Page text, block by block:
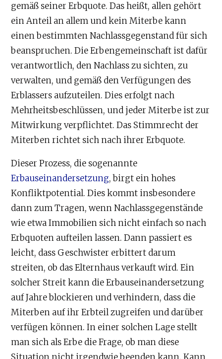
gemäß seiner Erbquote. Das heißt, allen gehört
ein Anteil an allem und kein Miterbe kann
einen bestimmten Nachlassgegenstand für sich
beanspruchen. Die Erbengemeinschaft ist dafür
verantwortlich, den Nachlass zu sichten, zu
verwalten, und gemäß den Verfügungen des
Erblassers aufzuteilen. Dies erfolgt nach
Mehrheitsbeschlüssen, und jeder Miterbe ist zur
Mitwirkung verpflichtet. Das Stimmrecht der
Miterben richtet sich nach ihrer Erbquote.
Dieser Prozess, die sogenannte
Erbauseinandersetzung, birgt ein hohes
Konfliktpotential. Dies kommt insbesondere
dann zum Tragen, wenn Nachlassgegenstände
wie etwa Immobilien sich nicht einfach so nach
Erbquoten aufteilen lassen. Dann passiert es
leicht, dass Geschwister erbittert darum
streiten, ob das Elternhaus verkauft wird. Ein
solcher Streit kann die Erbauseinandersetzung
auf Jahre blockieren und verhindern, dass die
Miterben auf ihr Erbteil zugreifen und darüber
verfügen können. In einer solchen Lage stellt
man sich als Erbe die Frage, ob man diese